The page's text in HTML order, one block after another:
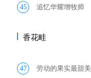
45 追忆华耀增牧师
香花畦
47 劳动的果实最甜美